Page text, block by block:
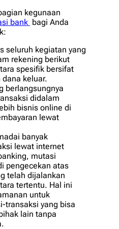
kegunaan
bank bagi Anda
seluruh kegiatan yang
rekening berikut
spesifik bersifat
keluar.
berlangsungnya
didalam
bisnis online di
lewat
banyak
lewat internet
mutasi
pengecekan atas
telah dijalankan
tertentu. Hal ini
untuk
transaksi yang bisa
lain tanpa